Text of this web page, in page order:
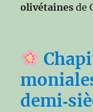
olivétaines de